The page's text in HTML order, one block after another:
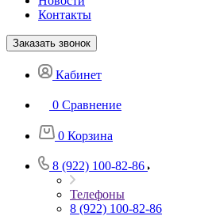
Контакты
Заказать звонок
Кабинет
0 Сравнение
0 Корзина
8 (922) 100-82-86
Телефоны
8 (922) 100-82-86